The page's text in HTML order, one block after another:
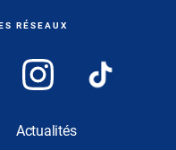
RÉSEAUX
Actualités